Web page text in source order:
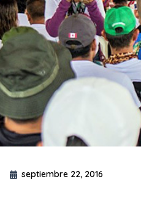
septiembre 22, 2016